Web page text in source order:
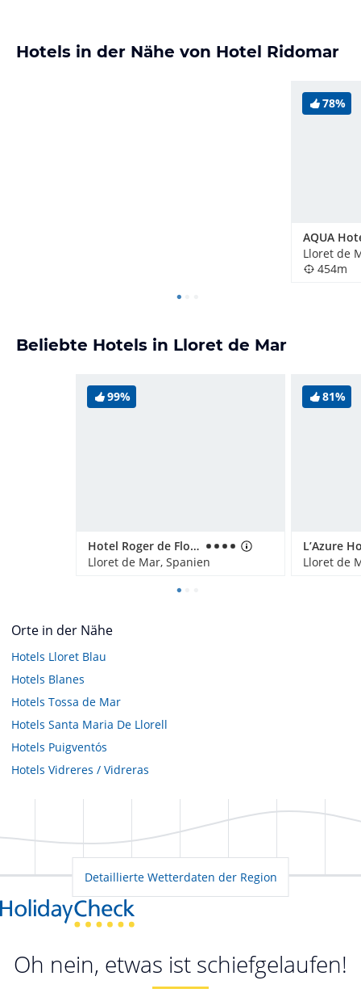
Hotels in der Nähe von Hotel Ridomar
78%
Lloret de
454m
Beliebte Hotels in Lloret de Mar
99%
Hotel Roger de Flor Seleqtta
Lloret de Mar, Spanien
81%
L’Azure
Lloret de
Orte in der Nähe
Hotels Lloret Blau
Hotels Blanes
Hotels Tossa de Mar
Hotels Santa Maria De Llorell
Hotels Puigventós
Hotels Vidreres / Vidreras
Detaillierte Wetterdaten der Region
Oh nein, etwas ist schiefgelaufen!